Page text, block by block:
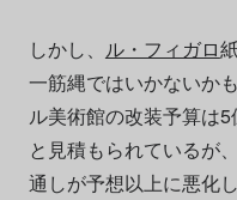
しかし、 ル・フィガロ
一筋縄ではいかないか
ル美術館の改装予算は5
と見積もられているが
通しが予想以上に悪化